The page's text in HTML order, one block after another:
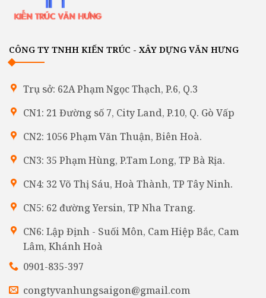
CÔNG TY TNHH KIẾN TRÚC - XÂY DỰNG VĂN HƯNG
Trụ sở: 62A Phạm Ngọc Thạch, P.6, Q.3
CN1: 21 Đường số 7, City Land, P.10, Q. Gò Vấp
CN2: 1056 Phạm Văn Thuận, Biên Hoà.
CN3: 35 Phạm Hùng, P.Tam Long, TP Bà Rịa.
CN4: 32 Võ Thị Sáu, Hoà Thành, TP Tây Ninh.
CN5: 62 đường Yersin, TP Nha Trang.
CN6: Lập Định - Suối Môn, Cam Hiệp Bắc, Cam
Lâm, Khánh Hoà
0901-835-397
congtyvanhungsaigon@gmail.com